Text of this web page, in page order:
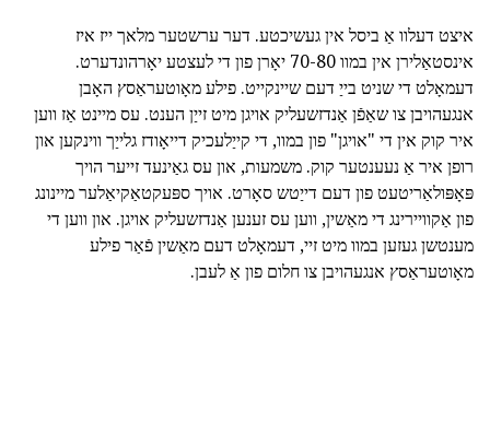
איצט דעלוו אַ ביסל אין געשיכטע. דער ערשטער מלאך ייז איז
אינסטאַלירן אין במוו 70-80 יאָרן פון די לעצטע יאָרהונדערט.
דעמאָלט די שניט בייַ דעם שיינקייט. פילע מאָוטעראַסץ האָבן
אנגעהויבן צו שאַפֿן אַנדזשעליק אויגן מיט זייַן הענט. עס מיינט אַז ווען
איר קוק אין די "אויגן" פון במוו, די קייַלעכיק דייאָודז גלייַך ווינקען און
רופן איר אַ נעענטער קוק. משמעות, און עס גאַינעד זייער הויך
פּאָפּולאַריטעט פון דעם דייַטש סאָרט. אויך ספּעקטאַקיאַלער מיינונג
פון אַקוויירינג די מאַשין, ווען עס זענען אַנדזשעליק אויגן. און ווען די
מענטשן געזען במוו מיט זיי, דעמאָלט דעם מאַשין פֿאַר פילע
מאָוטעראַסץ אנגעהויבן צו חלום פון אַ לעבן.